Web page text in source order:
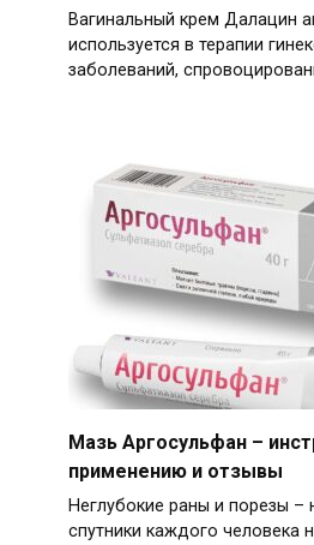
Вагинальный крем Далацин
используется в терапии
заболеваний,
Мазь Аргосульфан –
применению и отзывы
Неглубокие раны и порезы –
спутники каждого человека